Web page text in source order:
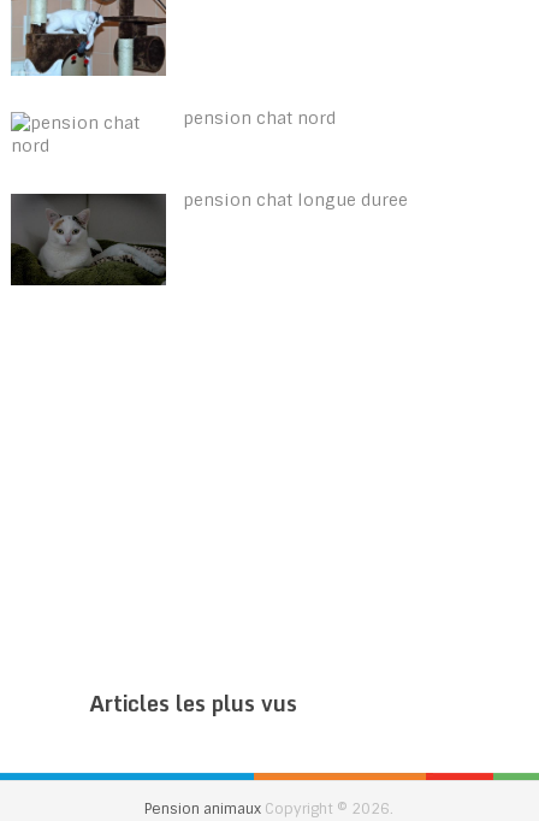
pension chat nord
pension chat longue duree
Articles les plus vus
Pension animaux Copyright © 2026.